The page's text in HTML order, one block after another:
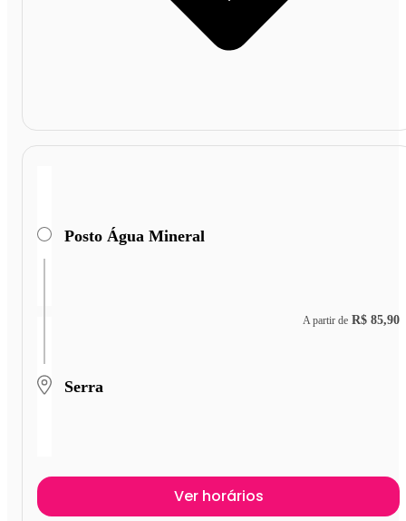
Posto Água Mineral
Serra
A partir de R$ 85,90
Ver horários